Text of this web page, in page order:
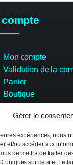
Gérer le
expériences, nous
et/ou accéder aux
permettra de traiter
uniques sur ce site. Le
compte
Mon compte
Validation de la
Panier
Boutique
de cookies